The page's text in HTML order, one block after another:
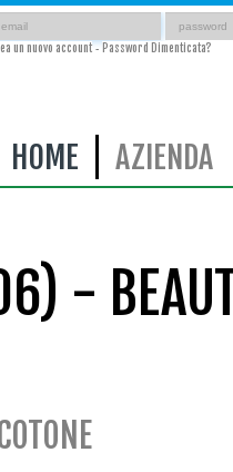
un nuovo account- Password Dimenticata?
HOME AZIENDA
-